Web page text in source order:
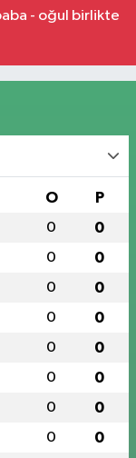
- oğul birlikte
O P
0 0
0 0
0 0
0 0
0 0
0 0
0 0
0 0